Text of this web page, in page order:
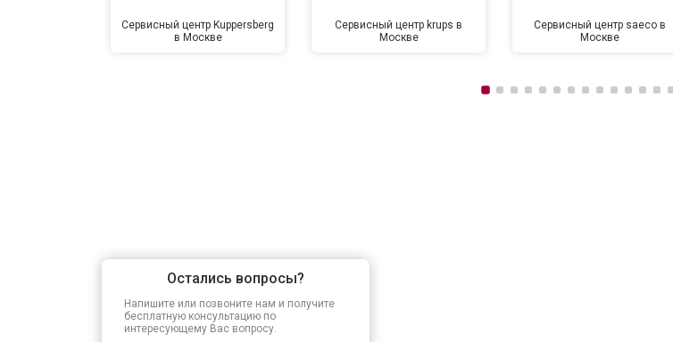
Сервисный центр Kuppersberg
в Москве
Сервисный центр krups в
Москве
Сервисный центр saeco в
Москве
Остались вопросы?
Напишите или позвоните нам и получите
бесплатную консультацию по
интересующему Вас вопросу.